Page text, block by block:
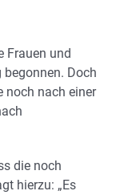
Frauen und
Doch
noch nach einer
die noch
hierzu: „Es